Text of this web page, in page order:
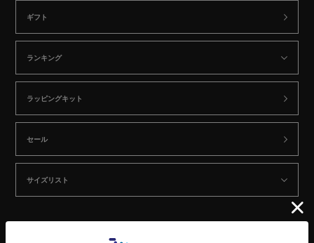
ギフト
ランキング
ラッピングキット
セール
サイズリスト